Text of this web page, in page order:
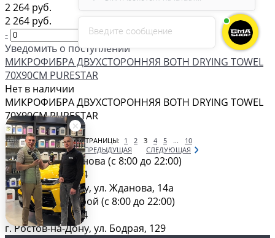
2 264 руб.
2 264 руб.
-
+
Уведомить о поступлении
МИКРОФИБРА ДВУХСТОРОННЯЯ BOTH DRYING TOWEL
70Х90СМ PURESTAR
Нет в наличии
МИКРОФИБРА ДВУХСТОРОННЯЯ BOTH DRYING TOWEL
70Х90СМ PURESTAR
Показать еще
СТРАНИЦЫ: 1 2 3 4 5 ...
10
ПРЕДЫДУЩАЯ
СЛЕДУЮЩАЯ
Магазин на Жданова (c 8:00 до 22:00)
+7 (928) 366 64-44
г. Ростов-на-Дону, ул. Жданова, 14а
Магазин на Бодрой (c 8:00 до 22:00)
+7 (928) 366 64-44
г. Ростов-на-Дону, ул. Бодрая, 129
Введите сообщение